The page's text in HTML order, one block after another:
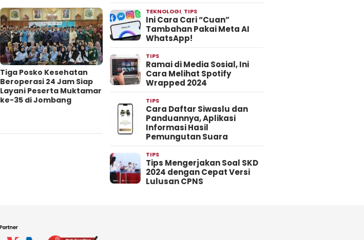
Tiga Posko Kesehatan
Beroperasi 24 Jam Siap
Layani Peserta Muktamar
ke-35 di Jombang
TEKNOLOGI, TIPS
Ini Cara Cari “Cuan”
Tambahan Pakai Meta AI
WhatsApp!
TIPS
Ramai di Media Sosial, Ini
Cara Melihat Spotify
Wrapped 2024
TIPS
Cara Daftar Siwaslu dan
Panduannya, Aplikasi
Informasi Hasil
Pemungutan Suara
TIPS
Tips Mengerjakan Soal SKD
2024 dengan Cepat Versi
Lulusan CPNS